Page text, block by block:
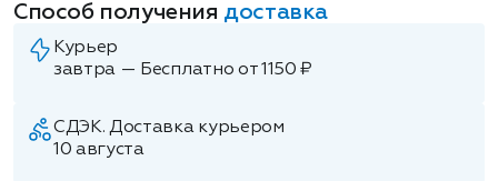
Способ получения доставка
Курьер
завтра — Бесплатно от 1150 ₽
СДЭК. Доставка курьером
10 августа